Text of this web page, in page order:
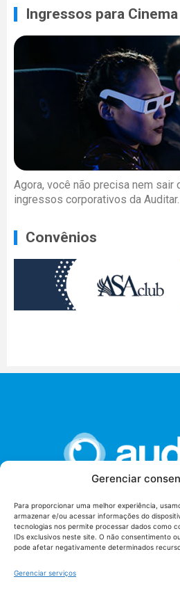
Gerenciar
Para proporcionar uma melhor experiência,
armazenar e/ou acessar informações do
tecnologias nos permite processar dados como
IDs exclusivos neste site. O não consentimento
pode afetar negativamente determinados
Gerenciar serviços
Ingressos para Cinema
Agora, você não precisa nem sair
ingressos corporativos da Auditar.
Convênios
União dos Auditores Federais
AUDITAR
Setor de Administração Federal Sul
Tribunal de Contas da União